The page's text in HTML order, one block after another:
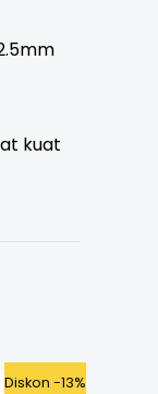
kuat
Diskon -13%